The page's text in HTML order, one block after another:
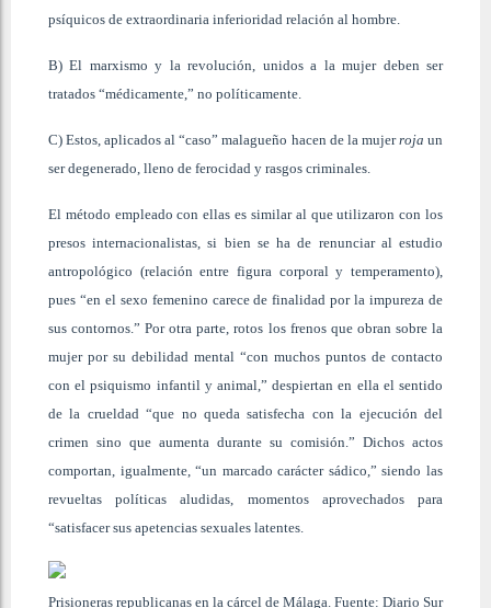
psíquicos de extraordinaria inferioridad relación al hombre.
B) El marxismo y la revolución, unidos a la mujer deben ser
tratados “médicamente,” no políticamente.
C) Estos, aplicados al “caso” malagueño hacen de la mujerrojaun
ser degenerado, lleno de ferocidad y rasgos criminales.
El método empleado con ellas es similar al que utilizaron con los
presos internacionalistas, si bien se ha de renunciar al estudio
antropológico (relación entre figura corporal y temperamento),
pues “en el sexo femenino carece de finalidad por la impureza de
sus contornos.” Por otra parte, rotos los frenos que obran sobre la
mujer por su debilidad mental “con muchos puntos de contacto
con el psiquismo infantil y animal,” despiertan en ella el sentido
de la crueldad “que no queda satisfecha con la ejecución del
crimen sino que aumenta durante su comisión.” Dichos actos
comportan, igualmente, “un marcado carácter sádico,” siendo las
revueltas políticas aludidas, momentos aprovechados para
“satisfacer sus apetencias sexuales latentes.
Prisioneras republicanas en la cárcel de Málaga. Fuente: Diario Sur